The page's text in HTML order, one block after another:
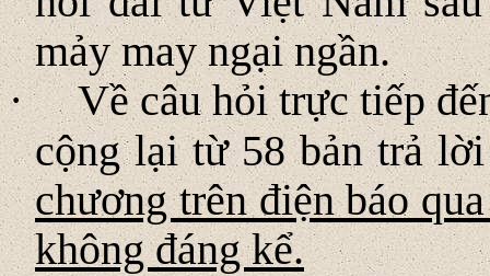
mảy may ngại ngần.
·
Về câu hỏi trực tiếp
cộng lại từ 58 bản trả
chương trên điện báo
không đáng kể.